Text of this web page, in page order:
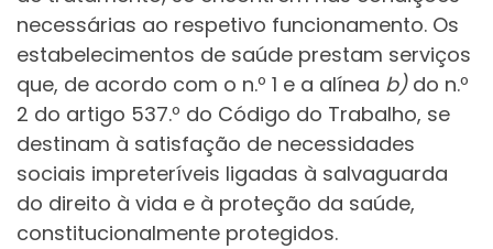
necessárias ao respetivo funcionamento. Os
estabelecimentos de saúde prestam serviços
que, de acordo com o n.º 1 e a alínea b) do n.º
2 do artigo 537.º do Código do Trabalho, se
destinam à satisfação de necessidades
sociais impreteríveis ligadas à salvaguarda
do direito à vida e à proteção da saúde,
constitucionalmente protegidos.